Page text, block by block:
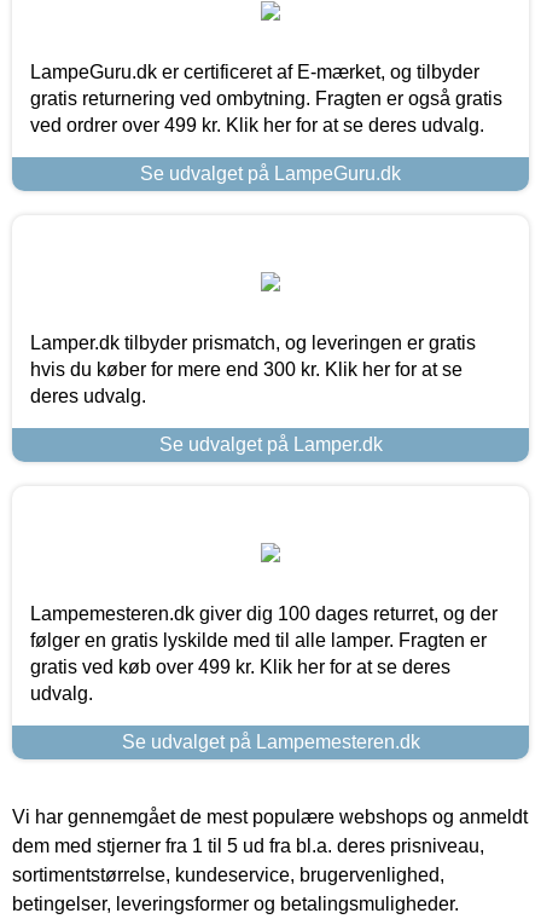
LampeGuru.dk er certificeret af E-mærket, og tilbyder
gratis returnering ved ombytning. Fragten er også gratis
ved ordrer over 499 kr. Klik her for at se deres udvalg.
Se udvalget på LampeGuru.dk
Lamper.dk tilbyder prismatch, og leveringen er gratis
hvis du køber for mere end 300 kr. Klik her for at se
deres udvalg.
Se udvalget på Lamper.dk
Lampemesteren.dk giver dig 100 dages returret, og der
følger en gratis lyskilde med til alle lamper. Fragten er
gratis ved køb over 499 kr. Klik her for at se deres
udvalg.
Se udvalget på Lampemesteren.dk
Vi har gennemgået de mest populære webshops og anmeldt
dem med stjerner fra 1 til 5 ud fra bl.a. deres prisniveau,
sortimentstørrelse, kundeservice, brugervenlighed,
betingelser, leveringsformer og betalingsmuligheder.